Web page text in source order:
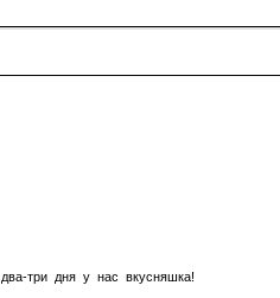
три дня у нас вкусняшка!